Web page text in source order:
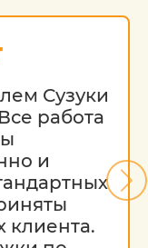
его
Сузуки
работа
и
клиента.